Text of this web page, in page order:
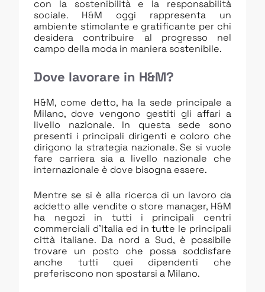
con la sostenibilità e la responsabilità
sociale. H&M oggi rappresenta un
ambiente stimolante e gratificante per chi
desidera contribuire al progresso nel
campo della moda in maniera sostenibile.
Dove lavorare in H&M?
H&M, come detto, ha la sede principale a
Milano, dove vengono gestiti gli affari a
livello nazionale. In questa sede sono
presenti i principali dirigenti e coloro che
dirigono la strategia nazionale. Se si vuole
fare carriera sia a livello nazionale che
internazionale è dove bisogna essere.
Mentre se si è alla ricerca di un lavoro da
addetto alle vendite o store manager, H&M
ha negozi in tutti i principali centri
commerciali d’Italia ed in tutte le principali
città italiane. Da nord a Sud, è possibile
trovare un posto che possa soddisfare
anche tutti quei dipendenti che
preferiscono non spostarsi a Milano.